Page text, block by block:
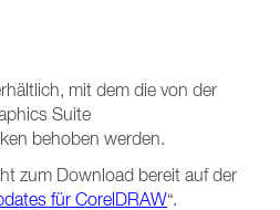
mit dem die von der
Suite
behoben werden.
zum Download bereit auf der
für CorelDRAW“.